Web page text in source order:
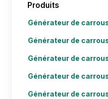
Produits
Générateur de
Générateur de
Générateur de
Générateur de
Générateur de